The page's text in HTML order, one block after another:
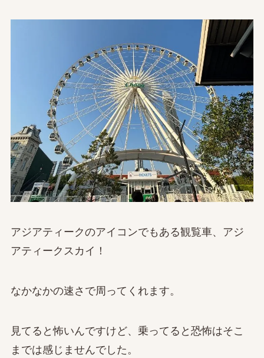
アジアティークのアイコンでもある観覧車、アジ
アティークスカイ！
なかなかの速さで周ってくれます。
見てると怖いんですけど、乗ってると恐怖はそこ
までは感じませんでした。